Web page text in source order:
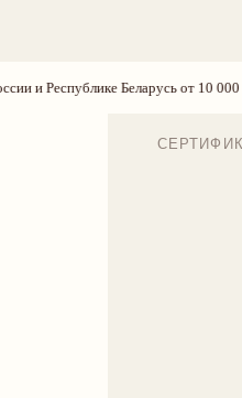
от 10 000 RUB / 350 BYN